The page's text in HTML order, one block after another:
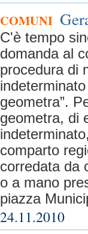
COMUNI
C'è tempo
domanda al
procedura di
geometra”.
geometra, di
comparto
corredata da
o a mano
piazza
24.11.2010